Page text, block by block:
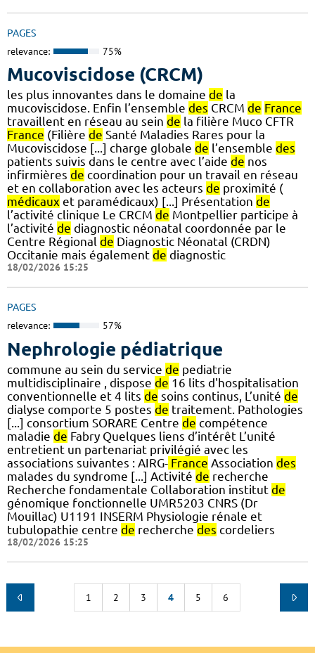
PAGES
relevance: 75%
Mucoviscidose (CRCM)
les plus innovantes dans le domaine de la
mucoviscidose. Enfin l’ensemble des CRCM de France
travaillent en réseau au sein de la filière Muco CFTR
France (Filière de Santé Maladies Rares pour la
Mucoviscidose [...] charge globale de l’ensemble des
patients suivis dans le centre avec l’aide de nos
infirmières de coordination pour un travail en réseau
et en collaboration avec les acteurs de proximité (
médicaux et paramédicaux) [...] Présentation de
l’activité clinique Le CRCM de Montpellier participe à
l’activité de diagnostic néonatal coordonnée par le
Centre Régional de Diagnostic Néonatal (CRDN)
Occitanie mais également de diagnostic
18/02/2026 15:25
PAGES
relevance: 57%
Nephrologie pédiatrique
commune au sein du service de pediatrie
multidisciplinaire , dispose de 16 lits d'hospitalisation
conventionnelle et 4 lits de soins continus, L’unité de
dialyse comporte 5 postes de traitement. Pathologies
[...] consortium SORARE Centre de compétence
maladie de Fabry Quelques liens d’intérêt L’unité
entretient un partenariat privilégié avec les
associations suivantes : AIRG- France Association des
malades du syndrome [...] Activité de recherche
Recherche fondamentale Collaboration institut de
génomique fonctionnelle UMR5203 CNRS (Dr
Mouillac) U1191 INSERM Physiologie rénale et
tubulopathie centre de recherche des cordeliers
18/02/2026 15:25
1 2 3 4 5 6